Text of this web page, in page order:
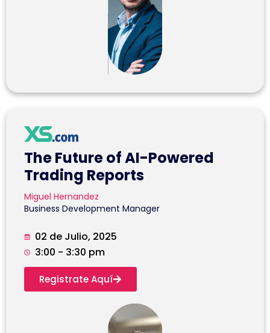
The Future of AI-Powered
Trading Reports
Miguel Hernandez
Business Development Manager
02 de Julio, 2025
3:00 - 3:30 pm
Registrate Aquí